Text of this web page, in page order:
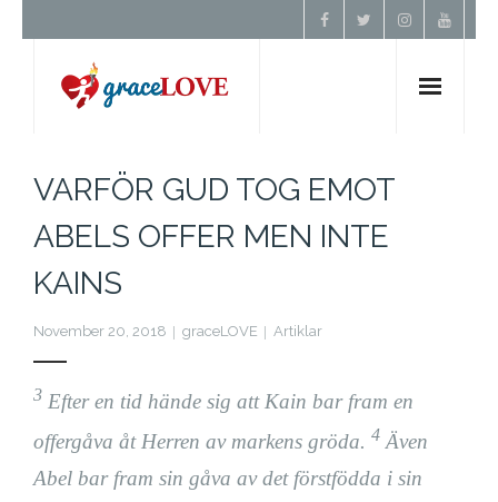
Om Oss
Undervisning
Kontakt
Donera
VARFÖR GUD TOG EMOT
ABELS OFFER MEN INTE
KAINS
November 20, 2018 graceLOVE Artiklar
3 Efter en tid hände sig att Kain bar fram en
offergåva åtHerren av markens gröda. 4 Även
Abel bar fram sin gåva av det förstfödda i sin